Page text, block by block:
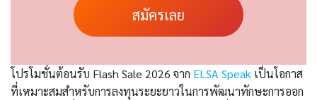
สมัครเลย
โปรโมชั่นต้อนรับ Flash Sale 2026 จาก ELSA Speak เป็นโอกาส
ที่เหมาะสมสำหรับการลงทุนระยะยาวในการพัฒนาทักษะการออก